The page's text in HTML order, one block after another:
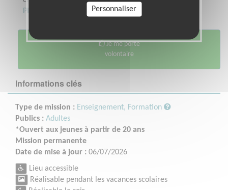
Plus sur cette association
Je me porte
volontaire
Informations clés
Type de mission : Enseignement, Formation
Publics : Adultes
*Ouvert aux jeunes à partir de 20 ans
Mission permanente
Date de mise à jour : 06/07/2026
Lieu accessible
Réalisable pendant les vacances scolaires
Personnaliser